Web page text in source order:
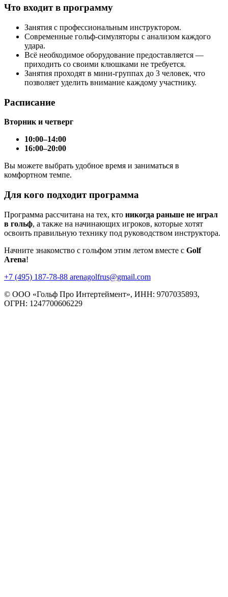
Что входит в программу
Занятия с профессиональным инструктором.
Современные гольф-симуляторы с анализом каждого
удара.
Всё необходимое оборудование предоставляется —
приходить со своими клюшками не требуется.
Занятия проходят в мини-группах до 3 человек, что
позволяет уделить внимание каждому участнику.
Расписание
Вторник и четверг
10:00–14:00
16:00–20:00
Вы можете выбрать удобное время и заниматься в
комфортном темпе.
Для кого подходит программа
Программа рассчитана на тех, кто никогда раньше не играл
в гольф, а также на начинающих игроков, которые хотят
освоить правильную технику под руководством инструктора.
Начните знакомство с гольфом этим летом вместе с Golf
Arena!
+7 (495) 187-78-88 arenagolfrus@gmail.com
© ООО «Гольф Про Интертеймент», ИНН: 9707035893,
ОГРН: 1247700606229